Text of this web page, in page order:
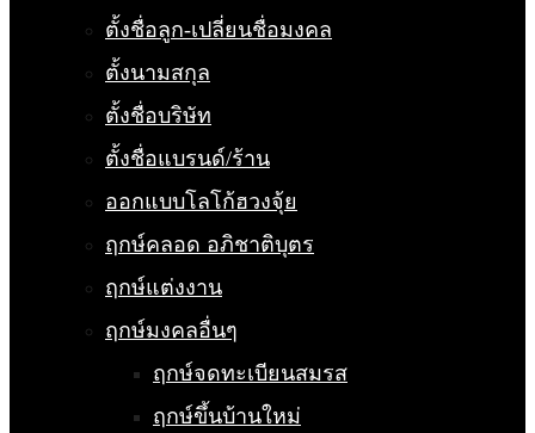
ตั้งชื่อลูก-เปลี่ยนชื่อมงคล
ตั้งนามสกุล
ตั้งชื่อบริษัท
ตั้งชื่อแบรนด์/ร้าน
ออกแบบโลโก้ฮวงจุ้ย
ฤกษ์คลอด อภิชาติบุตร
ฤกษ์แต่งงาน
ฤกษ์มงคลอื่นๆ
ฤกษ์จดทะเบียนสมรส
ฤกษ์ขึ้นบ้านใหม่